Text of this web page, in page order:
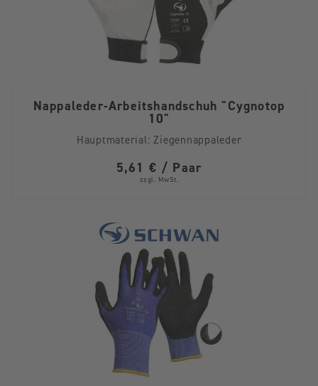
Nappaleder-Arbeitshandschuh "Cygnotop
10"
Hauptmaterial: Ziegennappaleder
5,61 € / Paar
zzgl. MwSt.